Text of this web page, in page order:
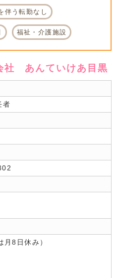
伴う転勤なし
福祉・介護施設
社 あんていけあ目黒
者
月8日休み）